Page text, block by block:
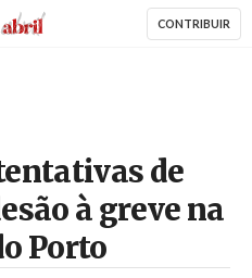
AbrilAbril CONTRIBUIR
de
à greve na
Porto